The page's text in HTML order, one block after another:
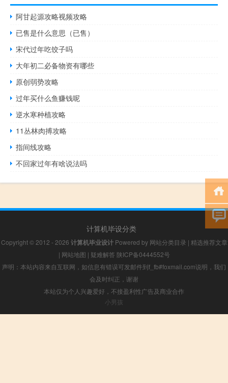
阿甘起源攻略视频攻略
已售是什么意思（已售）
宋代过年吃饺子吗
大年初二必备物资有哪些
原创弱势攻略
过年买什么鱼赚钱呢
逆水寒种植攻略
11丛林肉搏攻略
指间线攻略
不回家过年有啥说法吗
计算机毕设分类
Copyright © 2012 - 2026 计算机毕业设计Powered by 网站分类目录 | 精选推荐文章
| 网站地图 | 疑难解答 陕ICP备0444552号
声明：本站内容来自互联网，如信息有错误可发邮件到f_fb#foxmail.com说明，我们
会及时纠正，谢谢
本站仅为个人兴趣爱好，不接盈利性广告及商业合作
小男孩